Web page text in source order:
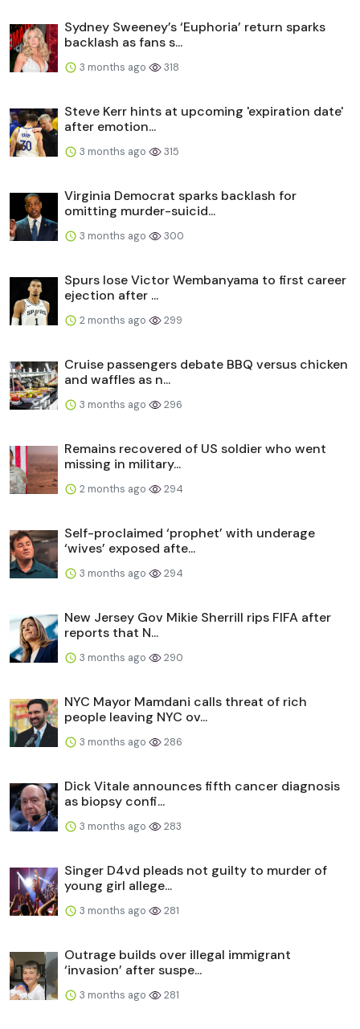
Sydney Sweeney’s ‘Euphoria’ return sparks
backlash as fans s...
3 months ago 318
Steve Kerr hints at upcoming 'expiration date'
after emotion...
3 months ago 315
Virginia Democrat sparks backlash for
omitting murder-suicid...
3 months ago 300
Spurs lose Victor Wembanyama to first career
ejection after ...
2 months ago 299
Cruise passengers debate BBQ versus chicken
and waffles as n...
3 months ago 296
Remains recovered of US soldier who went
missing in military...
2 months ago 294
Self-proclaimed ‘prophet’ with underage
‘wives’ exposed afte...
3 months ago 294
New Jersey Gov Mikie Sherrill rips FIFA after
reports that N...
3 months ago 290
NYC Mayor Mamdani calls threat of rich
people leaving NYC ov...
3 months ago 286
Dick Vitale announces fifth cancer diagnosis
as biopsy confi...
3 months ago 283
Singer D4vd pleads not guilty to murder of
young girl allege...
3 months ago 281
Outrage builds over illegal immigrant
‘invasion’ after suspe...
3 months ago 281